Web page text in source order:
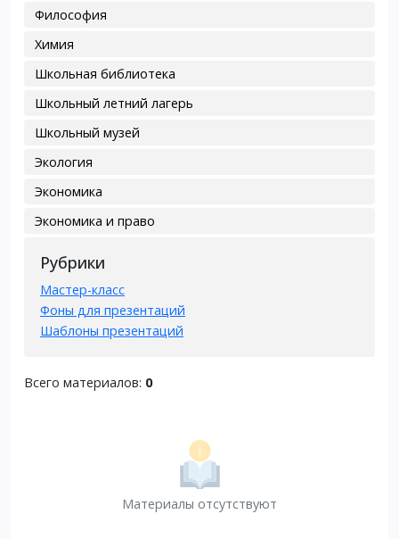
Философия
Химия
Школьная библиотека
Школьный летний лагерь
Школьный музей
Экология
Экономика
Экономика и право
Рубрики
Мастер-класс
Фоны для презентаций
Шаблоны презентаций
Всего материалов: 0
Материалы отсутствуют